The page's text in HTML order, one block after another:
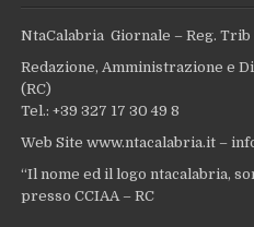
NtaCalabria Giornale – Reg. Trib
Redazione, Amministrazione e
(RC)
Tel.: +39 327 17 30 49 8
Web Site www.ntacalabria.it –
“Il nome ed il logo ntacalabria,
presso CCIAA – RC